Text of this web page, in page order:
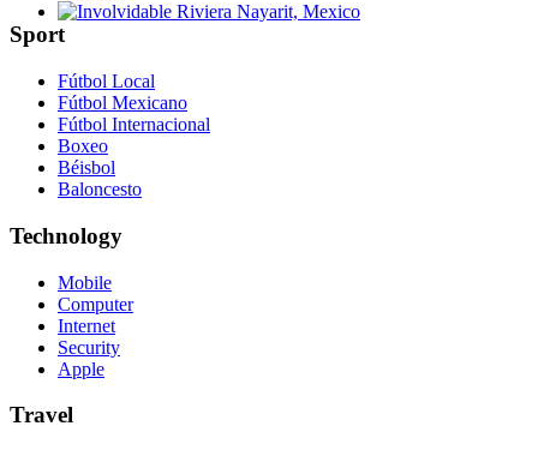
Involvidable Riviera Nayarit, Mexico
Sport
Fútbol Local
Fútbol Mexicano
Fútbol Internacional
Boxeo
Béisbol
Baloncesto
Technology
Mobile
Computer
Internet
Security
Apple
Travel